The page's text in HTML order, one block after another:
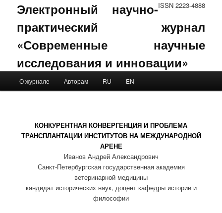
ISSN 2223-4888
Электронный научно-
практический журнал
«Современные научные
исследования и инновации»
Skip to primary content
Skip to secondary content
О журнале Авторам RU EN
КОНКУРЕНТНАЯ КОНВЕРГЕНЦИЯ И ПРОБЛЕМА
ТРАНСПЛАНТАЦИИ ИНСТИТУТОВ НА МЕЖДУНАРОДНОЙ
АРЕНЕ
Иванов Андрей Александрович
Санкт-Петербургская государственная академия
ветеринарной медицины
кандидат исторических наук, доцент кафедры истории и
философии